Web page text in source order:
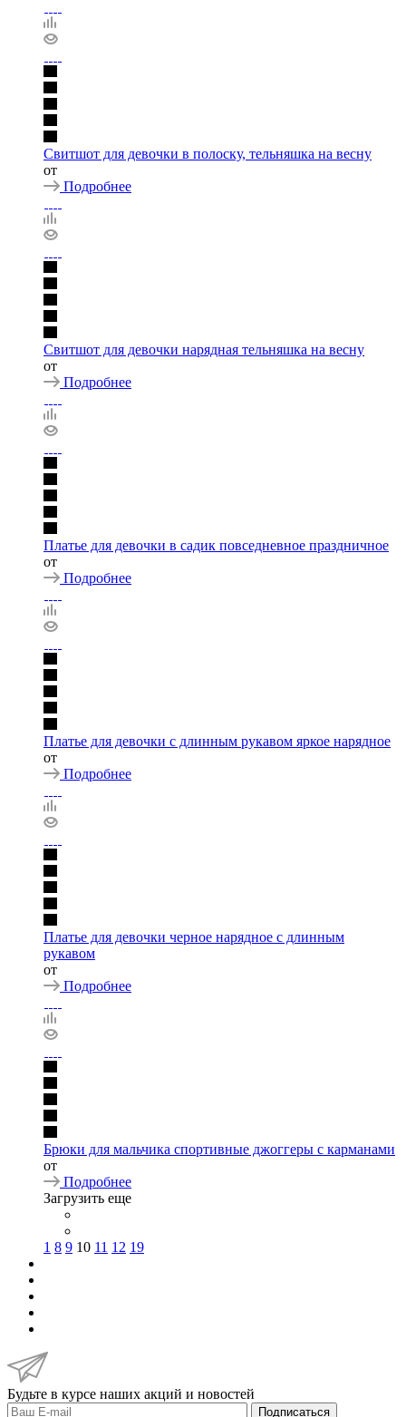
Свитшот для девочки в полоску, тельняшка на весну
от
Подробнее
Свитшот для девочки нарядная тельняшка на весну
от
Подробнее
Платье для девочки в садик повседневное праздничное
от
Подробнее
Платье для девочки с длинным рукавом яркое нарядное
от
Подробнее
Платье для девочки черное нарядное с длинным
рукавом
от
Подробнее
Брюки для мальчика спортивные джоггеры с карманами
от
Подробнее
Загрузить еще
1 8 9 10 11 12 19
Будьте в курсе наших акций и новостей
Подписаться